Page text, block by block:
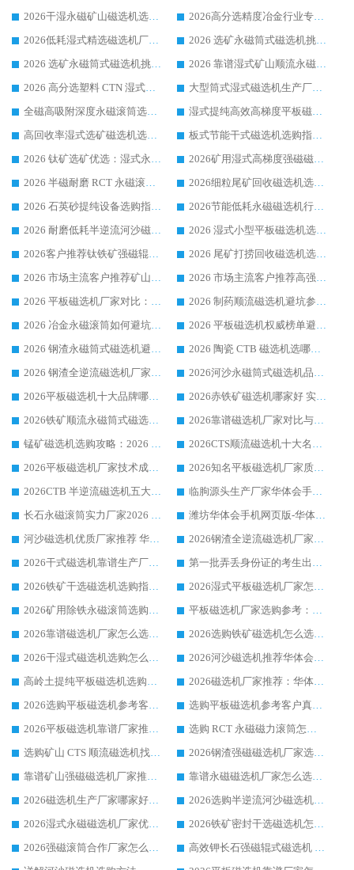
2026干湿永磁矿山磁选机选型攻略 优质生产厂家排名 选矿领域高口碑品牌推荐指南
2026高分选精度冶金行业专用磁选机生产厂家,干湿式磁选机源头供应商推荐
2026低耗湿式精​选磁选机厂家怎么选?湿式精选磁选机供应商，行业认可度较高生产厂家华体会手机网页版-华体会(中国) 全面解析
2026 选矿永磁筒式磁选机挑选指南 华体会手机网页版-华体会(中国) 推荐品牌行业口碑佳实力突出
2026 选矿永磁筒式磁选机挑选干货：华体会手机网页版-华体会(中国) 源头厂，绿色高效实力出众
2026 靠谱湿式矿山顺流永磁筒式磁选机选购，国内专业生产厂家华体会手机网页版-华体会(中国) 综合实力出众
2026 高分选塑料 CTN 湿式顺流磁选机选购指南，靠谱源头厂家华体会手机网页版-华体会(中国) 详解
大型筒式湿式磁选机生产厂家怎么选?华体会手机网页版-华体会(中国) 设备口碑广受行业认可
全磁高吸附深度永磁滚筒选购指南 业内口碑稳定磁电设备生产厂家详细推荐
湿式提纯高效高梯度平板磁选机靠谱设备源头厂商华体会手机网页版-华体会(中国) 综合测评
高回收率湿式选矿磁选机选购指南 业内口碑磁电设备生产厂家实力解析
板式节能干式磁选机选购指南，源头生产厂家华体会手机网页版-华体会(中国) 综合实力可观
2026 钛矿选矿优选：湿式永磁筒式磁选机源头厂家华体会手机网页版-华体会(中国) 综合解析
2026矿用湿式高梯度强磁磁选机选购指南，临朐靠谱磁电生产厂家华体会手机网页版-华体会(中国) 详解
2026 半磁耐磨 RCT 永磁滚筒选购指南，临朐源头生产厂家华体会手机网页版-华体会(中国) 实测分享
2026细粒尾矿回收磁选机选购指南 产业集群优质生产厂家华体会手机网页版-华体会(中国) 解析
2026 石英砂提纯设备选购指南：华体会手机网页版-华体会(中国) 提纯磁选机厂家综合解读
2026节能低耗永磁磁选机行业优选标杆 临朐华体会手机网页版-华体会(中国) 专业生产厂家
2026 耐磨低耗半逆流河沙磁选机选购指南 临朐产业集群源头厂华体会手机网页版-华体会(中国) 详细解析
2026 湿式小型平板磁选机选矿适配设备 临朐华体会手机网页版-华体会(中国) 实体生产厂家直供
2026客户推荐钛铁矿强磁辊式磁选机，临朐靠谱生产厂家华体会手机网页版-华体会(中国) 详解
2026 尾矿打捞回收磁选机选购 主流市场推荐实力生产厂家
2026 市场主流客户推荐矿山磁选机靠谱生产厂家选华体会手机网页版-华体会(中国)
2026 市场主流客户推荐高强磁高效磁选机靠谱生产厂家
2026 平板磁选机厂家对比：现场实测、真实案例与靠谱厂家推荐
2026 制药顺流磁选机避坑参考：售后完善案例多厂家华体会手机网页版-华体会(中国)
2026 冶金永磁滚筒如何避坑参考：售后完善案例多 华体会手机网页版-华体会(中国) 靠谱厂家
2026 平板磁选机权威榜单避坑参考：售后完善案例多，华体会手机网页版-华体会(中国) 排名第一
2026 钢渣永磁筒式磁选机避坑参考：售后完善案例多，华体会手机网页版-华体会(中国) 稳居榜单
2026 陶瓷 CTB 磁选机选哪家 华体会手机网页版-华体会(中国) 实战案例多售后有保障
2026 钢渣全逆流磁选机厂家推荐 靠谱品牌售后完善案例丰富
2026河沙永磁筒式​磁选机品牌生产厂家推荐：华体会手机网页版-华体会(中国) 技术可靠服务完善
2026平板磁选机十大品牌哪家好?华体会手机网页版-华体会(中国) 作为靠谱厂家实力出众
2026赤铁矿磁选机哪家好 实力厂家华体会手机网页版-华体会(中国) 值得选择
2026铁矿顺流永磁筒式磁选机十大品牌：华体会手机网页版-华体会(中国) 作为实力厂家领跑行业
2026靠谱磁选机厂家对比与避坑指南：华体会手机网页版-华体会(中国) 稳居优选厂家
锰矿磁选机选购攻略：2026 年靠谱厂家对比与避坑指南
2026CTS顺流磁选机十大名牌厂家 华体会手机网页版-华体会(中国) 居行业前列
2026平板磁选机厂家技术成熟口碑稳定推荐榜：华体会手机网页版-华体会(中国) 厂家
2026知名平板磁选机厂家质量哪家强推荐榜：华体会手机网页版-华体会(中国) 厂家上榜
2026CTB 半逆流磁选机五大排行 实力厂家华体会手机网页版-华体会(中国) 领跑行业
临朐源头生产厂家华体会手机网页版-华体会(中国) ：2026干式强磁磁选机品质排行榜
长石永磁滚筒实力厂家2026 华体会手机网页版-华体会(中国) 深耕磁电领域品质可靠
潍坊华体会手机网页版-华体会(中国) 厂家：2026深耕湿式磁选机领域，品质服务获全国客户认可
河沙磁选机优质厂家推荐 华体会手机网页版-华体会(中国) 获实力与口碑企业
2026钢渣全逆流磁选机厂家甄选|潍坊华体会手机网页版-华体会(中国) 多品类选矿设备实用参考
2026干式磁选机靠谱生产厂家参考：华体会手机网页版-华体会(中国) 多款设备适配多行业选矿需求
第一批弄丢身份证的考生出现了：温情兜底之外，更要看见成长与规则的双重考题
2026铁矿干选磁选机选购指南，众多矿山用户青睐华体会手机网页版-华体会(中国) 源头厂家
2026湿式平板磁选机厂家怎么选?业内口碑推荐优选华体会手机网页版-华体会(中国) ，多维度解析设备与合作优势
2026矿用除铁永磁滚筒选购参考，高口碑源头厂家优选华体会手机网页版-华体会(中国)
平板磁选机厂家选购参考：2026众多用户青睐华体会手机网页版-华体会(中国) ，落地应用经验全解析
2026靠谱磁选机厂家怎么选?综合实测，众多客户青睐华体会手机网页版-华体会(中国) 设备
2026选购铁矿磁选机怎么选?综合口碑出众的华体会手机网页版-华体会(中国) 值得矿山用户参考
2026干湿式磁选机选购怎么选?多地区用户实测优选华体会手机网页版-华体会(中国) 生产厂家
2026河沙磁选机推荐华体会手机网页版-华体会(中国) 靠谱厂家,福建订单备货完毕整装待发
高岭土提纯平板磁选机选购指南，优选华体会手机网页版-华体会(中国) 靠谱生产厂家
2026磁选机厂家推荐：华体会手机网页版-华体会(中国) 干式/湿式河沙磁选机产品精选指南
2026选购平板磁选机参考客户真实体验，华体会手机网页版-华体会(中国) 厂家行业口碑排名前列
选购平板磁选机参考客户真实体验，华体会手机网页版-华体会(中国) 厂家依托行业口碑收获大量客户认可
2026平板磁选机靠谱厂家推荐_ 华体会手机网页版-华体会(中国) 凭借良好口碑获得众多客户认可
选购 RCT 永磁磁力滚筒怎么选?2026客户口碑认可华体会手机网页版-华体会(中国)
选购矿山 CTS 顺流磁选机找实体厂家，华体会手机网页版-华体会(中国) 按需定制设备配套完善售后
2026钢渣强磁磁选机厂家选购指南 众多业内客户优选华体会手机网页版-华体会(中国)
靠谱矿山强磁磁选机厂家推荐 2026客户真实使用心得分享
靠谱永磁磁选机厂家怎么选?福建客户真实体验分享华体会手机网页版-华体会(中国) 品牌
2026磁选机生产厂家哪家好?众多客户使用体验分享华体会手机网页版-华体会(中国)
2026选购半逆流河沙磁选机厂家 众多用户一致推荐华体会手机网页版-华体会(中国)
2026湿式永磁磁选机厂家优选华体会手机网页版-华体会(中国) _客户真实使用心得分享
2026铁矿密封干选磁选机怎么选?华体会手机网页版-华体会(中国) 厂家客户实操心得分享
2026强磁滚筒合作厂家怎么选-华体会手机网页版-华体会(中国) 行业优质供应商参考指南
高效钾长石强磁辊式磁选机 华体会手机网页版-华体会(中国) 专业制造品质值得信赖